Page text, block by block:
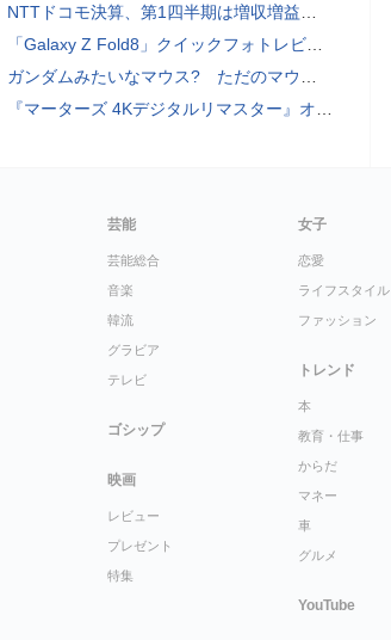
NTTドコモ決算、第1四半期は増収増益 通信収入に底打ちの兆し、金融・AIを強化
「Galaxy Z Fold8」クイックフォトレビュー
ガンダムみたいなマウス? ただのマウスとは違うのだよ1944通りの形状に変更できる驚異のマウス
『マーターズ 4Kデジタルリマスター』オールナイト上映、鬼畜な併映作品が決定 全部観たら“生還証”をプレゼント［ホラー通信］
芸能
芸能総合
音楽
韓流
グラビア
テレビ
ゴシップ
映画
レビュー
プレゼント
特集
女子
恋愛
ライフスタイル
ファッション
トレンド
本
教育・仕事
からだ
マネー
車
グルメ
YouTube